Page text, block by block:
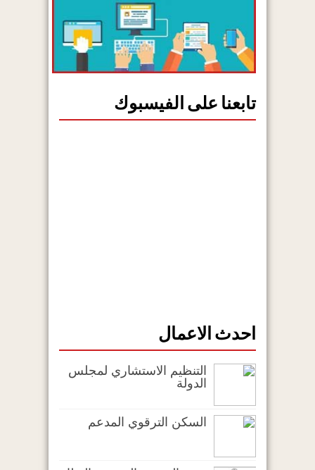
تابعنا على الفيسبوك
احدث الاعمال
التنظيم الاستشاري لمجلس
الدولة
السكن الترقوي المدعم